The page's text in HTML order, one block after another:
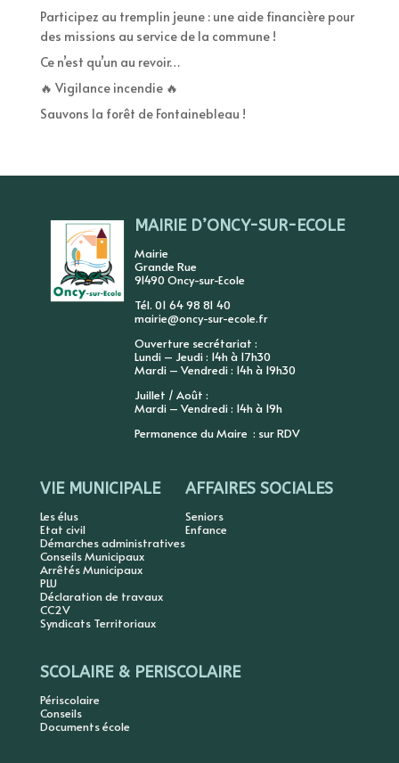
Participez au tremplin jeune : une aide financière pour
des missions au service de la commune !
Ce n’est qu’un au revoir…
🔥 Vigilance incendie 🔥
Sauvons la forêt de Fontainebleau !
MAIRIE D’ONCY-SUR-ECOLE
Mairie
Grande Rue
91490 Oncy-sur-Ecole
Tél. 01 64 98 81 40
mairie@oncy-sur-ecole.fr
Ouverture secrétariat :
Lundi – Jeudi : 14h à 17h30
Mardi – Vendredi : 14h à 19h30
Juillet / Août :
Mardi – Vendredi : 14h à 19h
Permanence du Maire : sur RDV
VIE MUNICIPALE
Les élus
Etat civil
Démarches administratives
Conseils Municipaux
Arrêtés Municipaux
PLU
Déclaration de travaux
CC2V
Syndicats Territoriaux
AFFAIRES SOCIALES
Seniors
Enfance
SCOLAIRE & PERISCOLAIRE
Périscolaire
Conseils
Documents école